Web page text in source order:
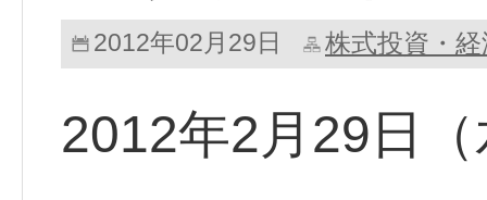
2012年02月29日 株式投資・
2012年2月29日